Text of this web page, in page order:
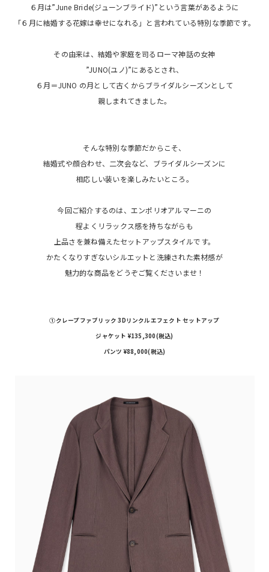
６月は”June Bride(ジューンブライド)”という言葉があるように
「６月に結婚する花嫁は幸せになれる」と言われている特別な季節です。
その由来は、結婚や家庭を司るローマ神話の女神
”JUNO(ユノ)”にあるとされ、
６月＝JUNO の月として古くからブライダルシーズンとして
親しまれてきました。
そんな特別な季節だからこそ、
結婚式や顔合わせ、二次会など、ブライダルシーズンに
相応しい装いを楽しみたいところ。
今回ご紹介するのは、エンポリオアルマーニの
程よくリラックス感を持ちながらも
上品さを兼ね備えたセットアップスタイルです。
かたくなりすぎないシルエットと洗練された素材感が
魅力的な商品をどうぞご覧くださいませ！
①クレープファブリック 3Dリンクルエフェクト セットアップ
ジャケット ¥135,300(税込)
パンツ ¥88,000(税込)